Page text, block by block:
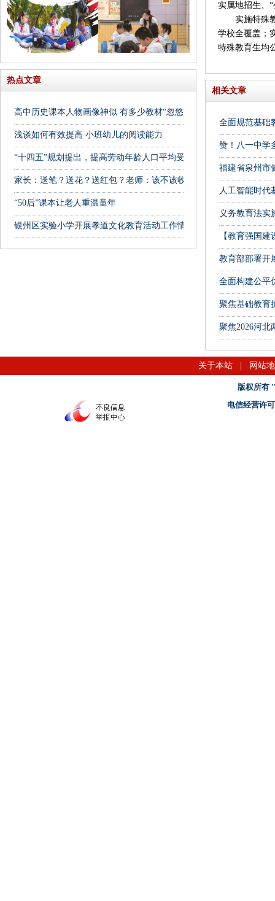
热点文章
高中历史课本人物画像神似 有多少教材“忽悠”我们
浅谈如何有效提高 小班幼儿的阅读能力
“十四五”规划提出，提高劳动年龄人口平均受教育年限
家长：送笔？送花？送红包？老师：该不该收？该咋拒绝？纠结
“50后”课本让老人重温童年
银州区实验小学开展孝道文化教育活动工作情况汇报
实属地招生、
实施特殊教
学校全覆盖；
特殊教育生均
相关文章
全面规范基础
赞！八一中学
福建省泉州市
人工智能时代
义务教育法实
【教育强国
教育部部署开
全面构建公平
聚焦基础教育
聚焦2026河北
关于本站 网站
版权所有
电信经营许